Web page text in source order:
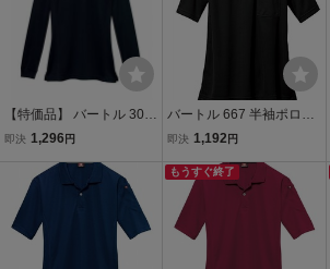
【特価品】 バートル 303
長袖ポロシャツ ドライメ
消臭 吸汗速乾 作業服 作業
即決 1,296 円
バートル 667 半袖ポロシ
ャツ ブラック Mサイズ 消
即決 1,192 円
もうすぐ終了